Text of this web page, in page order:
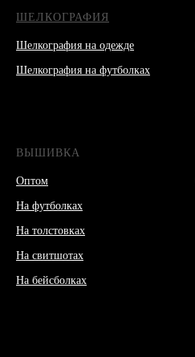
ШЕЛКОГРАФИЯ
Шелкография на одежде
Шелкография на футболках
ВЫШИВКА
Оптом
На футболках
На толстовках
На свитшотах
На бейсболках